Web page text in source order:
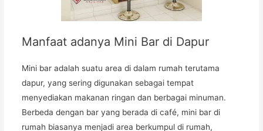
Manfaat adanya Mini Bar di Dapur
Mini bar adalah suatu area di dalam rumah terutama
dapur, yang sering digunakan sebagai tempat
menyediakan makanan ringan dan berbagai minuman.
Berbeda dengan bar yang berada di café, mini bar di
rumah biasanya menjadi area berkumpul di rumah,